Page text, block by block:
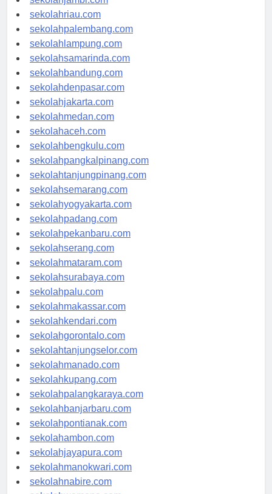
sekolahjambi.com
sekolahriau.com
sekolahpalembang.com
sekolahlampung.com
sekolahsamarinda.com
sekolahbandung.com
sekolahdenpasar.com
sekolahjakarta.com
sekolahmedan.com
sekolahaceh.com
sekolahbengkulu.com
sekolahpangkalpinang.com
sekolahtanjungpinang.com
sekolahsemarang.com
sekolahyogyakarta.com
sekolahpadang.com
sekolahpekanbaru.com
sekolahserang.com
sekolahmataram.com
sekolahsurabaya.com
sekolahpalu.com
sekolahmakassar.com
sekolahkendari.com
sekolahgorontalo.com
sekolahtanjungselor.com
sekolahmanado.com
sekolahkupang.com
sekolahpalangkaraya.com
sekolahbanjarbaru.com
sekolahpontianak.com
sekolahambon.com
sekolahjayapura.com
sekolahmanokwari.com